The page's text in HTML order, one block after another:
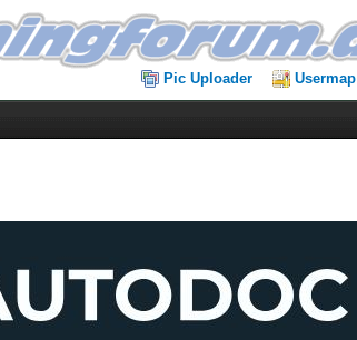
Pic Uploader Usermap